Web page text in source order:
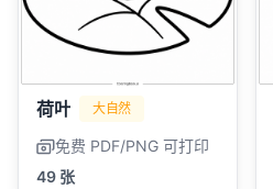
荷叶 大自然
免费 PDF/PNG 可打印
49 张